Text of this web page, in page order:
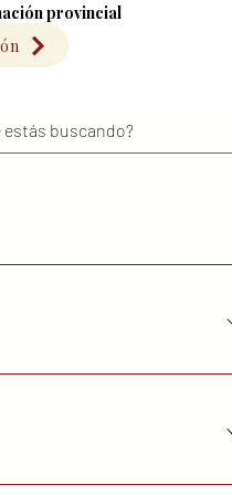
provincial
common-law partner (including
law partner, up to 10 years for